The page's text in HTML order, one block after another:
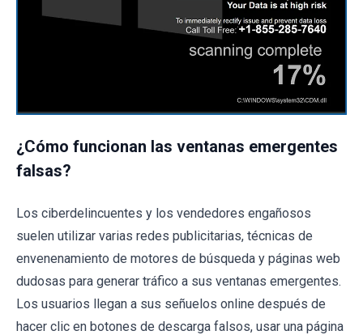
¿Cómo funcionan las ventanas emergentes
falsas?
Los ciberdelincuentes y los vendedores engañosos
suelen utilizar varias redes publicitarias, técnicas de
envenenamiento de motores de búsqueda y páginas web
dudosas para generar tráfico a sus ventanas emergentes.
Los usuarios llegan a sus señuelos online después de
hacer clic en botones de descarga falsos, usar una página